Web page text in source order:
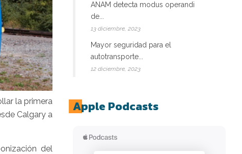
la primera
Calgary a
del
ANAM detecta modus operandi
de...
13 diciembre, 2023
Mayor seguridad para el
autotransporte...
12 diciembre, 2023
Apple Podcasts